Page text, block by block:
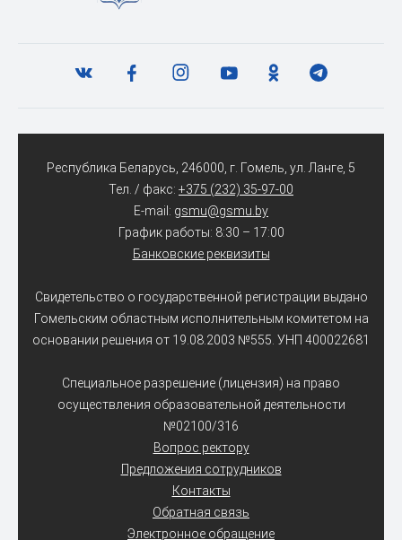
Республика Беларусь, 246000, г. Гомель, ул. Ланге, 5
Тел. / факс: +375 (232) 35-97-00
E-mail: gsmu@gsmu.by
График работы: 8:30 – 17:00
Банковские реквизиты
Свидетельство о государственной регистрации выдано
Гомельским областным исполнительным комитетом на
основании решения от 19.08.2003 №555. УНП 400022681
Специальное разрешение (лицензия) на право
осуществления образовательной деятельности
№02100/316
Вопрос ректору
Предложения сотрудников
Контакты
Обратная связь
Электронное обращение